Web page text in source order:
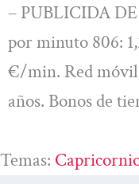
– PUBLICIDA
por minuto 806:
€/min. Red
años. Bonos de
Temas: